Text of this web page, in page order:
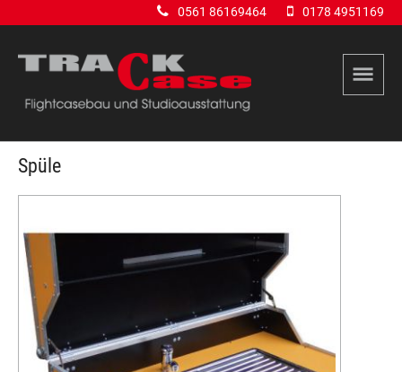
0561 86169464 0178 4951169
Spüle